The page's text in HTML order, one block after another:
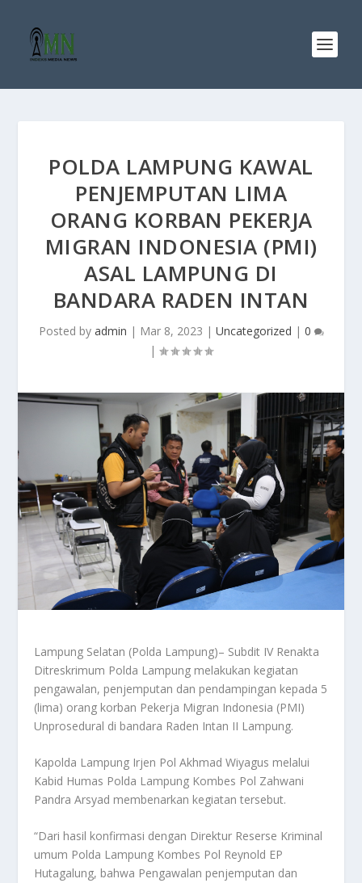
POLDA LAMPUNG KAWAL
PENJEMPUTAN LIMA
ORANG KORBAN PEKERJA
MIGRAN INDONESIA (PMI)
ASAL LAMPUNG DI
BANDARA RADEN INTAN
Posted by admin | Mar 8, 2023 | Uncategorized | 0
|
Lampung Selatan (Polda Lampung)– Subdit IV Renakta
Ditreskrimum Polda Lampung melakukan kegiatan
pengawalan, penjemputan dan pendampingan kepada 5
(lima) orang korban Pekerja Migran Indonesia (PMI)
Unprosedural di bandara Raden Intan II Lampung.
Kapolda Lampung Irjen Pol Akhmad Wiyagus melalui
Kabid Humas Polda Lampung Kombes Pol Zahwani
Pandra Arsyad membenarkan kegiatan tersebut.
“Dari hasil konfirmasi dengan Direktur Reserse Kriminal
umum Polda Lampung Kombes Pol Reynold EP
Hutagalung, bahwa Pengawalan penjemputan dan